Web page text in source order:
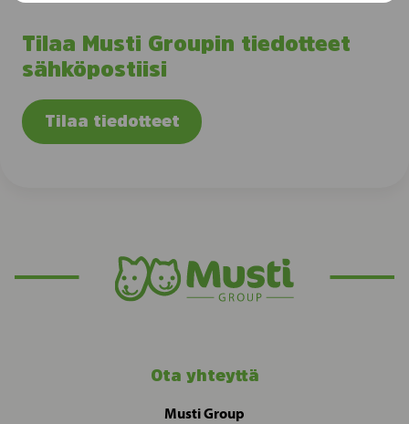
Tilaa Musti Groupin tiedotteet
sähköpostiisi
Tilaa tiedotteet
Ota yhteyttä
Musti Group